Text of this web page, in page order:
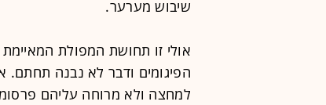
שיבוש מערער.
אולי זו תחושת המפולת
הפיגומים ודבר לא נבנה תחתם.
למחצה ולא מרוחה עליהם